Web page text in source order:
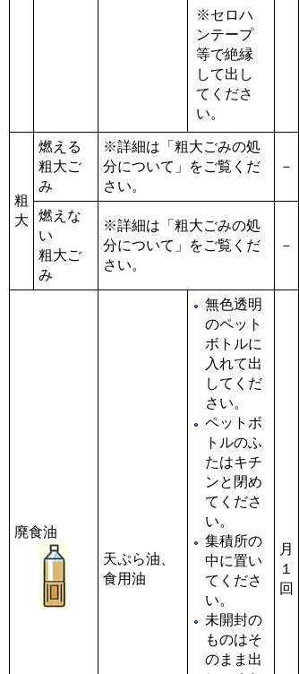
※セロハ
ンテープ
等で絶縁
して出し
てくださ
い。
粗
大
燃える
粗大ご
み
※詳細は「粗大ごみの処
分について」をご覧くだ
さい。
－
燃えな
い
粗大ご
み
※詳細は「粗大ごみの処
分について」をご覧くだ
さい。
－
廃食油
天ぷら油、
食用油
無色透明
のペット
ボトルに
入れて出
してくだ
さい。
ペットボ
トルのふ
たはキチ
ンと閉め
てくださ
い。
集積所の
中に置い
てくださ
い。
未開封の
ものはそ
のまま出
月
１
回